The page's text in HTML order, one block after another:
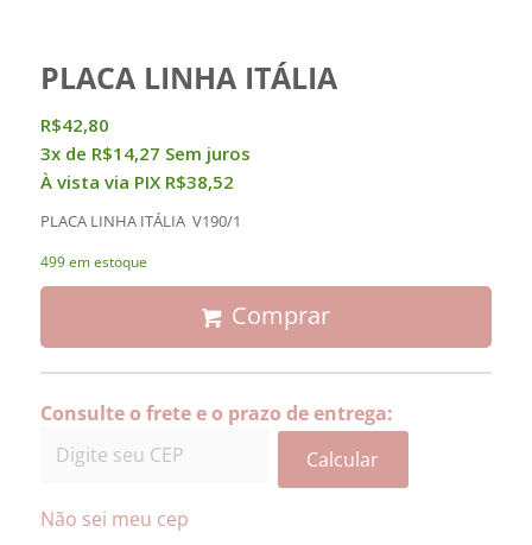
PLACA LINHA ITÁLIA
R$42,80
3x de R$14,27 Sem juros
À vista via PIX R$38,52
PLACA LINHA ITÁLIA V190/1
499 em estoque
Comprar
Consulte o frete e o prazo de entrega:
Calcular
Não sei meu cep